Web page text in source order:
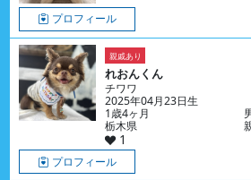
プロフィール
親戚あり
れおんくん
チワワ
2025年04月23日生
1歳4ヶ月
栃木県
1
プロフィール